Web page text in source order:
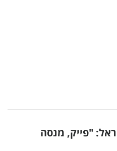
ישראל: "פייק, מנסה